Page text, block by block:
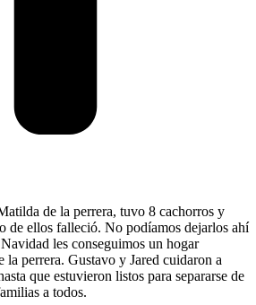
de la perrera, tuvo 8 cachorros y
de ellos falleció. No podíamos dejarlos ahí
les conseguimos un hogar
la perrera. Gustavo y Jared cuidaron a
que estuvieron listos para separarse de
a todos.